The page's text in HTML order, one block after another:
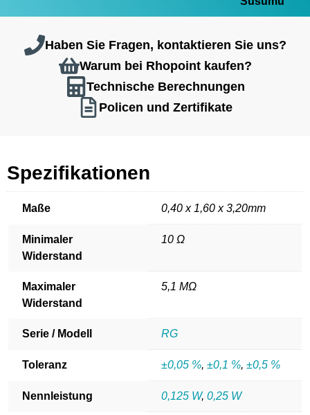
Haben Sie Fragen, kontaktieren Sie uns?
Warum bei Rhopoint kaufen?
Technische Berechnungen
Policen und Zertifikate
Spezifikationen
Maße 0,40 x 1,60 x 3,20mm
Minimaler
Widerstand
10 Ω
Maximaler
Widerstand
5,1 MΩ
Serie / Modell RG
Toleranz ±0,05 %, ±0,1 %, ±0,5 %
Nennleistung 0,125 W, 0,25 W